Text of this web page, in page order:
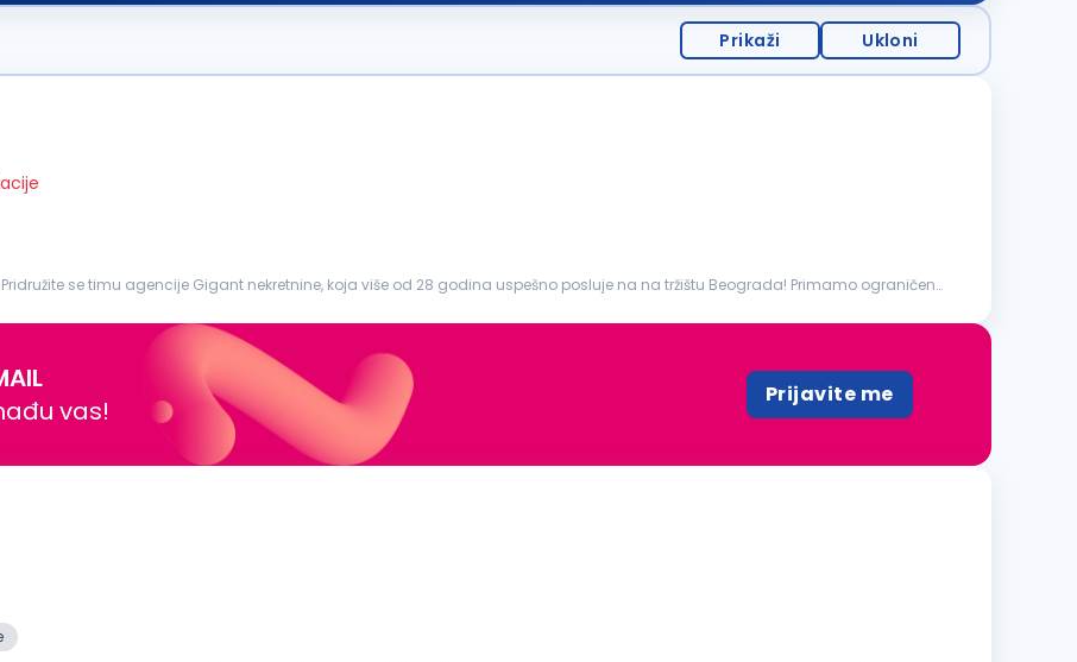
Prikaži Ukloni
se timu agencije Gigant nekretnine, koja više od 28 godina uspešno posluje na na tržištu Beograda! Primamo ograničen
vas!
Prijavite me